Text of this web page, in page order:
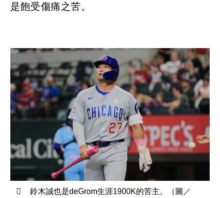
是飽受傷痛之苦。
鈴木誠也是deGrom生涯1900K的苦主。（圖／